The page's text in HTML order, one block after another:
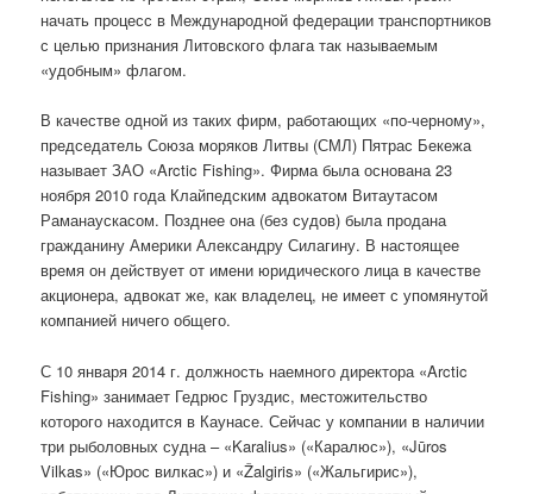
начать процесс в Международной федерации транспортников
с целью признания Литовского флага так называемым
«удобным» флагом.
В качестве одной из таких фирм, работающих «по-черному»,
председатель Союза моряков Литвы (СМЛ) Пятрас Бекежа
называет ЗАО «Arctic Fishing». Фирма была основана 23
ноября 2010 года Клайпедским адвокатом Витаутасом
Раманаускасом. Позднее она (без судов) была продана
гражданину Америки Александру Силагину. В настоящее
время он действует от имени юридического лица в качестве
акционера, адвокат же, как владелец, не имеет с упомянутой
компанией ничего общего.
С 10 января 2014 г. должность наемного директора «Arctic
Fishing» занимает Гедрюс Груздис, местожительство
которого находится в Каунасе. Сейчас у компании в наличии
три рыболовных судна – «Karalius» («Каралюс»), «Jūros
Vilkas» («Юрос вилкас») и «Žalgiris» («Жальгирис»),